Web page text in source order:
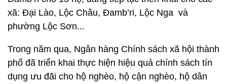
xã: Đại Lào, Lộc Châu, Đamb’ri, Lộc Nga và
phường Lộc Sơn...
Trong năm qua, Ngân hàng Chính sách xã hội thành
phố đã triển khai thực hiện hiệu quả chính sách tín
dụng ưu đãi cho hộ nghèo, hộ cận nghèo, hộ dân